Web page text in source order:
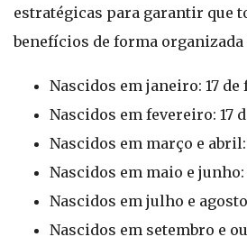
estratégicas para garantir que
benefícios de forma
Nascidos em janeiro: 17
Nascidos em fevereiro: 17
Nascidos em março e
Nascidos em maio e junho:
Nascidos em julho e
Nascidos em setembro e